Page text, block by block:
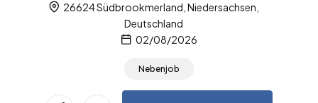
26624 Südbrookmerland, Niedersachsen,
Deutschland
02/08/2026
Nebenjob